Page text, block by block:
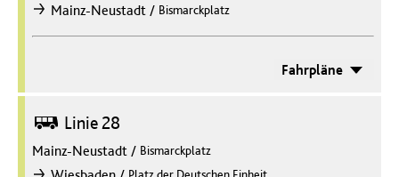
nachMainz-Neustadt / Bismarckplatz
Fahrpläne
Bus Linie 28
Mainz-Neustadt / Bismarckplatz